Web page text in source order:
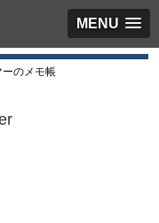
MENU
のメモ帳